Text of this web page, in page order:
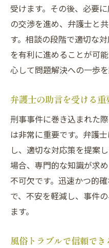
受けます。その後、必要
の交渉を進め、弁護士と
す。相談の段階で適切な
を有利に進めることが可
心して問題解決への一歩を
弁護士の助言を受ける重
刑事事件に巻き込まれた
は非常に重要です。弁護
し、適切な対応策を提案
場合、専門的な知識が求
不可欠です。迅速かつ的
で、不安を軽減し、事件
ます。
風俗トラブルで信頼でき